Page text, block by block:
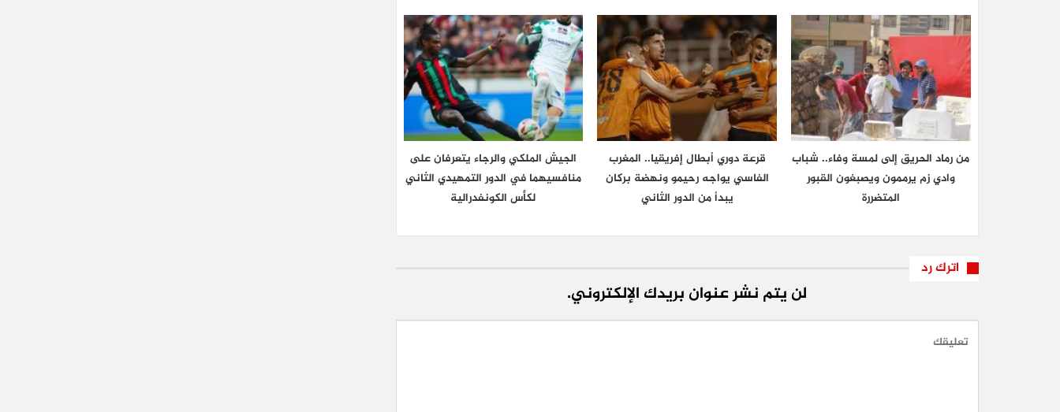
من رماد الحريق إلى لمسة وفاء.. شباب
وادي زم يرممون ويصبغون القبور
المتضررة
قرعة دوري أبطال إفريقيا.. المغرب
الفاسي يواجه رحيمو ونهضة بركان
يبدأ من الدور الثاني
الجيش الملكي والرجاء يتعرفان على
منافسيهما في الدور التمهيدي الثاني
لكأس الكونفدرالية
اترك رد
لن يتم نشر عنوان بريدك الإلكتروني.